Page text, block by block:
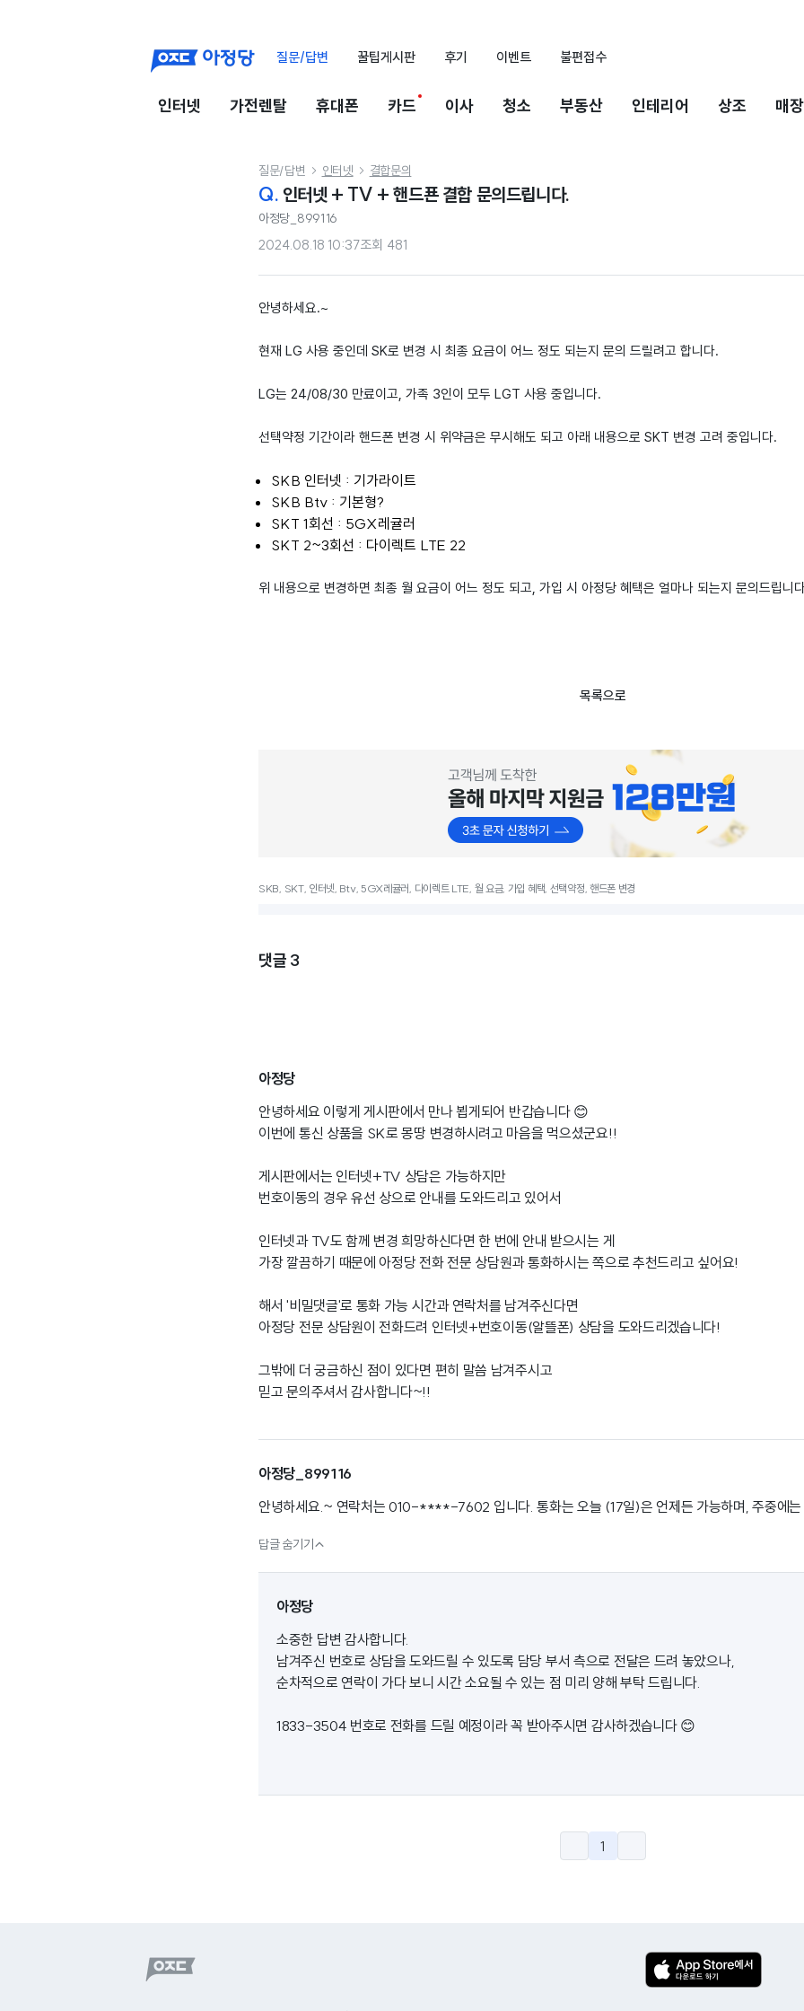
질문/답변 꿀팁게시판 후기 이벤트 불편접수
인터넷 가전렌탈 휴대폰 카드 이사 청소 부동산 인테리어 상조 매
질문/답변  인터넷  결합문의
Q. 인터넷 + TV + 핸드푠 결합 문의드립니다.
아정당_899116
2024.08.18 10:37조회 481
안녕하세요.~
현재 LG 사용 중인데 SK로 변경 시 최종 요금이 어느 정도 되는지 문의 드릴려고 합니다.
LG는 24/08/30 만료이고, 가족 3인이 모두 LGT 사용 중입니다.
선택약정 기간이라 핸드폰 변경 시 위약금은 무시해도 되고 아래 내용으로 SKT 변경 고려 중입니다.
SKB 인터넷 : 기가라이트
SKB Btv : 기본형?
SKT 1회선 : 5GX레귤러
SKT 2~3회선 : 다이렉트 LTE 22
위 내용으로 변경하면 최종 월 요금이 어느 정도 되고, 가입 시 아정당 혜택은 얼마나 되는지 문의드립니
목록으로
SKB, SKT, 인터넷, Btv, 5GX레귤러, 다이렉트 LTE, 월 요금, 가입 혜택, 선택약정, 핸드폰 변경
댓글 3
아정당
안녕하세요 이렇게 게시판에서 만나 뵙게되어 반갑습니다 😊
이번에 통신 상품을 SK로 몽땅 변경하시려고 마음을 먹으셨군요!!
게시판에서는 인터넷+TV 상담은 가능하지만
번호이동의 경우 유선 상으로 안내를 도와드리고 있어서
인터넷과 TV도 함께 변경 희망하신다면 한 번에 안내 받으시는 게
가장 깔끔하기 때문에 아정당 전화 전문 상담원과 통화하시는 쪽으로 추천드리고 싶어요!
해서 '비밀댓글'로 통화 가능 시간과 연락처를 남겨주신다면
아정당 전문 상담원이 전화드려 인터넷+번호이동(알뜰폰) 상담을 도와드리겠습니다!
그밖에 더 궁금하신 점이 있다면 편히 말씀 남겨주시고
믿고 문의주셔서 감사합니다~!!
아정당_899116
안녕하세요.~ 연락처는 010-****-7602 입니다. 통화는 오늘 (17일)은 언제든 가능하며, 주중에는
답글 숨기기
아정당
소중한 답변 감사합니다.
남겨주신 번호로 상담을 도와드릴 수 있도록 담당 부서 측으로 전달은 드려 놓았으나,
순차적으로 연락이 가다 보니 시간 소요될 수 있는 점 미리 양해 부탁 드립니다.
1833-3504 번호로 전화를 드릴 예정이라 꼭 받아주시면 감사하겠습니다 😊
1